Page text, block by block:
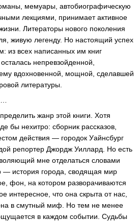
мемуары, автобиографическую
лекциями, принимает активное
Литераторы нового поколения
живую легенду. Но настоящий успех
из всех написанных им книг
непревзойденной,
вдохновенной, мощной, сделавшей
литературы.
жанр этой книги. Хотя
бы нехитро: сборник рассказов,
действия — городок Уайнсбург
репортер Джордж Уиллард. Но есть
мне отделаться словами
— история города, сводящая мир
фон, на котором разворачиваются
интересное, что она скрыта от нас,
в смутный миф. Но тем не менее
в каждом событии. Судьбы